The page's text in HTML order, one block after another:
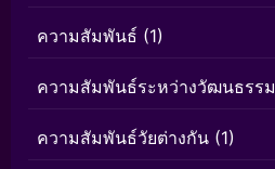
ความสัมพันธ์ (1)
ความสัมพันธ์ระหว่างวัฒนธรรม
ความสัมพันธ์วัยต่างกัน (1)